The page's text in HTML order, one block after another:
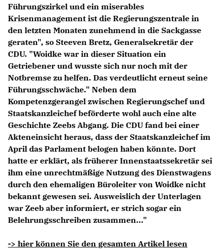
CDU Brandenburg
CDU Potsdam
Führungszirkel und ein miserables
Krisenmanagement ist die Regierungszentrale in
den letzten Monaten zunehmend in die Sackgasse
geraten", so Steeven Bretz, Generalsekretär der
CDU. "Woidke war in dieser Situation ein
Getriebener und wusste sich nur noch mit der
Notbremse zu helfen. Das verdeutlicht erneut seine
Führungsschwäche." Neben dem
Kompetenzgerangel zwischen Regierungschef und
Staatskanzleichef beförderte wohl auch eine alte
Geschichte Zeebs Abgang. Die CDU fand bei einer
Akteneinsicht heraus, dass der Staatskanzleichef im
April das Parlament belogen haben könnte. Dort
hatte er erklärt, als früherer Innenstaatssekretär sei
ihm eine unrechtmäßige Nutzung des Dienstwagens
durch den ehemaligen Büroleiter von Woidke nicht
bekannt gewesen sei. Ausweislich der Unterlagen
war Zeeb aber informiert, er strich sogar ein
Belehrungsschreiben zusammen..."
-> hier können Sie den gesamten Artikel lesen